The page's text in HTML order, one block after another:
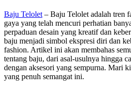
Baju Telolet – Baju Telolet adalah tren
gaya yang telah mencuri perhatian
perpaduan desain yang kreatif dan
baju menjadi simbol ekspresi diri dan
fashion. Artikel ini akan membahas
tentang baju, dari asal-usulnya hingga
dengan aksesori yang sempurna. Mari
yang penuh semangat ini.